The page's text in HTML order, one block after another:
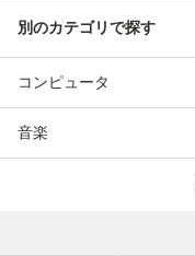
別のカテゴリで探す
コンピュータ
音楽